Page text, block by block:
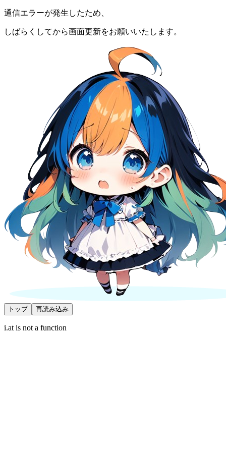
通信エラーが発生したため、
しばらくしてから画面更新をお願いいたします。
トップ 再読み込み
i.at is not a function